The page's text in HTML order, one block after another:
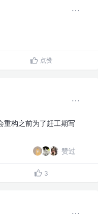
点赞
重构之前为了赶工期写
赞过
3